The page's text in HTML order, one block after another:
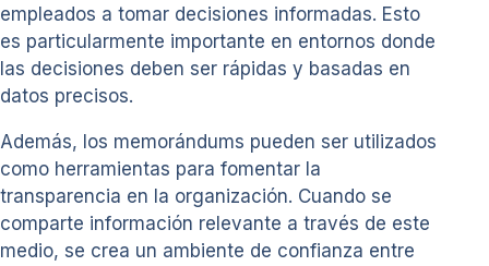
empleados a tomar decisiones informadas. Esto
es particularmente importante en entornos donde
las decisiones deben ser rápidas y basadas en
datos precisos.
Además, los memorándums pueden ser utilizados
como herramientas para fomentar la
transparencia en la organización. Cuando se
comparte información relevante a través de este
medio, se crea un ambiente de confianza entre